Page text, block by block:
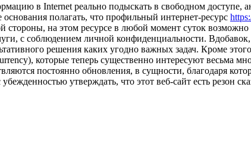
в Internet реально подыскать в свободном доступе,
полагать, что профильный интернет-ресурс
на этом ресурсе в любой момент суток
с соблюдением личной конфиденциальности.
решения каких угодно важных задач. Кроме
которые теперь существенно интересуют весьма
постоянно обновления, в сущности, благодаря
утверждать, что этот веб-сайт есть резон